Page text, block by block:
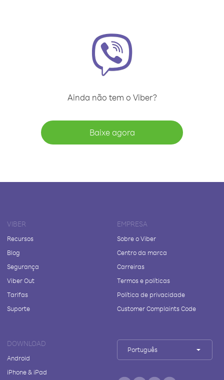
Ainda não tem o Viber?
Baixe agora
VIBER
Recursos
Blog
Segurança
Viber Out
Tarifas
Suporte
EMPRESA
Sobre o Viber
Centro da marca
Carreiras
Termos e políticas
Política de privacidade
Customer Complaints Code
DOWNLOAD
Android
iPhone & iPad
Português